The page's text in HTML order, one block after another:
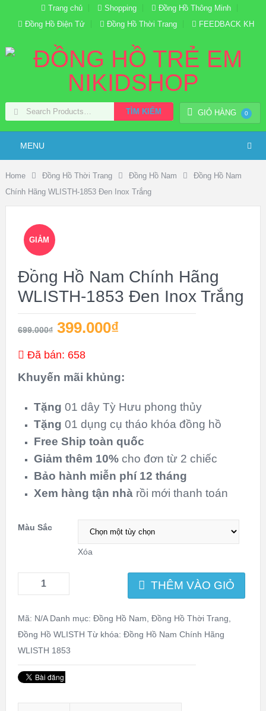
Trang chủ Shopping
Đồng Hồ Thông Minh
Đồng Hồ Điện Tử
Đồng Hồ Thời Trang FEEDBACK KH
GIỎ HÀNG 0
TÌM KIẾM
MENU
Home Đồng Hồ Thời Trang Đồng Hồ Nam
Đồng Hồ Nam
Chính Hãng WLISTH-1853 Đen Inox Trắng
GIẢM
GIÁ!
Đồng Hồ Nam Chính Hãng
WLISTH-1853 Đen Inox Trắng
699.000₫ 399.000₫
Đã bán: 658
Khuyến mãi khủng:
Tặng 01 dây Tỳ Hưu phong thủy
Tặng 01 dụng cụ tháo khóa đồng hồ
Free Ship toàn quốc
Giảm thêm 10%cho đơn từ 2 chiếc
Bảo hành miễn phí 12 tháng
Xem hàng tận nhàrồi mới thanh toán
Màu Sắc
Xóa
THÊM VÀO GIỎ
Mã: N/A Danh mục: Đồng Hồ Nam Đồng Hồ Thời Trang
Đồng Hồ WLISTH Từ khóa: Đồng Hồ Nam Chính Hãng
WLISTH 1853